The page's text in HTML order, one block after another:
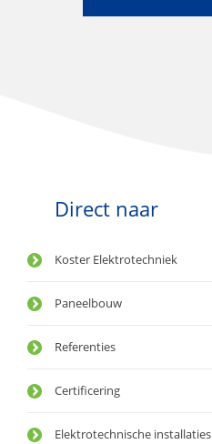
Direct naar
Koster Elektrotechniek
Paneelbouw
Referenties
Certificering
Elektrotechnische installaties